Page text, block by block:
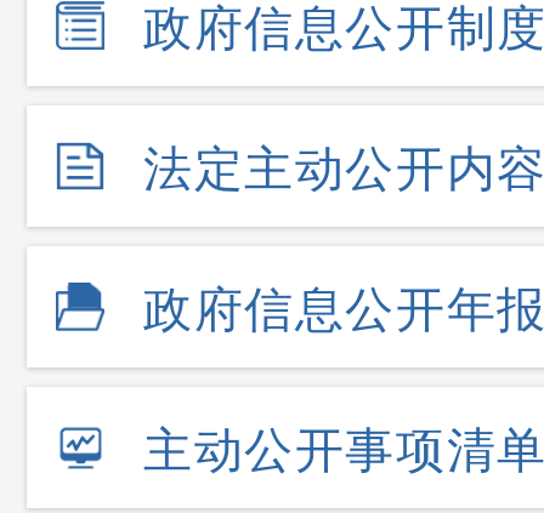
政府信息公开制
法定主动公开内
政府信息公开年
主动公开事项清